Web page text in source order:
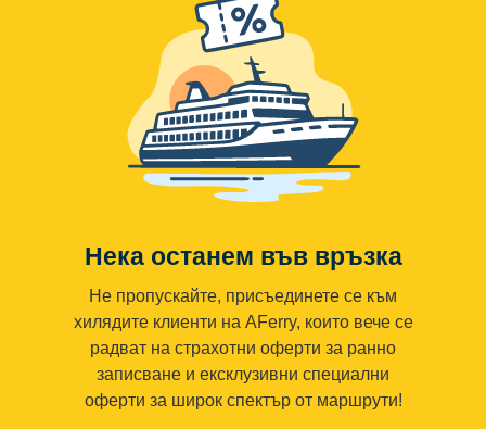
Нека останем във връзка
Не пропускайте, присъединете се към
хилядите клиенти на AFerry, които вече се
радват на страхотни оферти за ранно
записване и ексклузивни специални
оферти за широк спектър от маршрути!